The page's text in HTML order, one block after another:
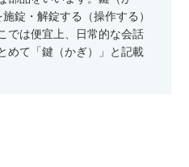
錠・解錠する（操作する）
では便宜上、日常的な会話
めて「鍵（かぎ）」と記載